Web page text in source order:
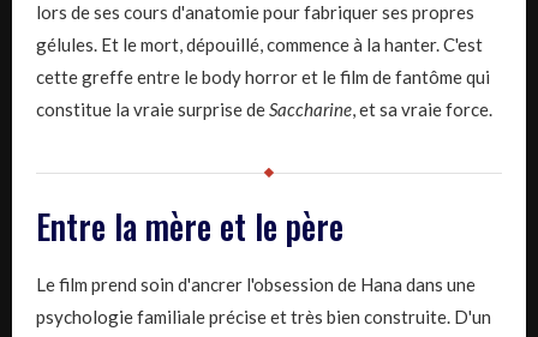
lors de ses cours d'anatomie pour fabriquer ses propres
gélules. Et le mort, dépouillé, commence à la hanter. C'est
cette greffe entre le body horror et le film de fantôme qui
constitue la vraie surprise deSaccharine, et sa vraie force.
Entre la mère et le père
Le film prend soin d'ancrer l'obsession de Hana dans une
psychologie familiale précise et très bien construite. D'un